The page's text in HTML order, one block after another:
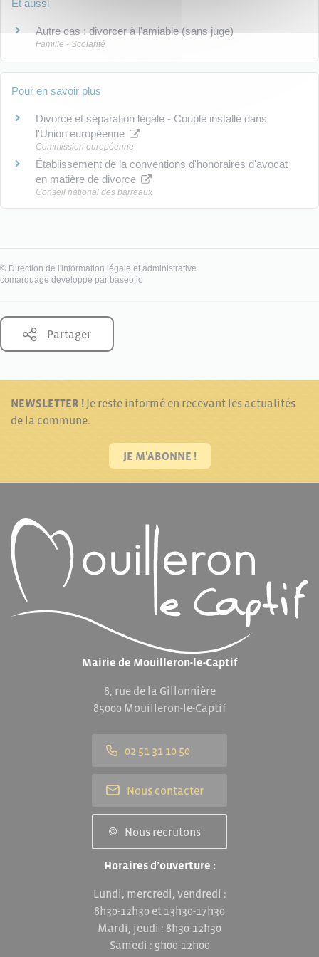
Et aussi
Autre cas : divorcer à l'amiable (sans juge)
Famille - Scolarité
Pour en savoir plus
Divorce et séparation légale - Couple installé dans
l'Union européenne
Commission européenne
Établissement de la conventions d'honoraires d'avocat
en matière de divorce
Conseil national des barreaux
© Direction de l'information légale et administrative
comarquage developpé par baseo.io
Partager
NEWSLETTER ! Je reste informé en recevant les actualités
de la commune.
JE M'ABONNE !
Mairie de Mouilleron-le-Captif
8, rue de la Gillonnière
85000 Mouilleron-le-Captif
02 51 31 10 50
Nous contacter
Nous recrutons
Horaires d’ouverture :
Lundi, mercredi, vendredi :
8h30-12h30 et 13h30-17h30
Mardi, jeudi : 8h30-12h30
Samedi : 9h00-12h00